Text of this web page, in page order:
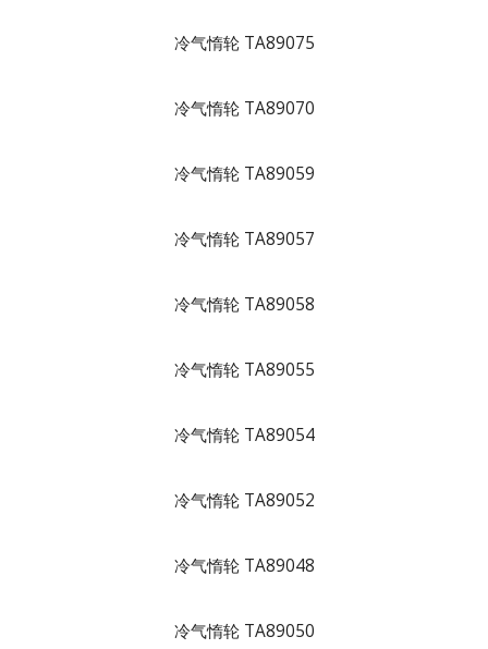
冷气惰轮 TA89075
冷气惰轮 TA89070
冷气惰轮 TA89059
冷气惰轮 TA89057
冷气惰轮 TA89058
冷气惰轮 TA89055
冷气惰轮 TA89054
冷气惰轮 TA89052
冷气惰轮 TA89048
冷气惰轮 TA89050